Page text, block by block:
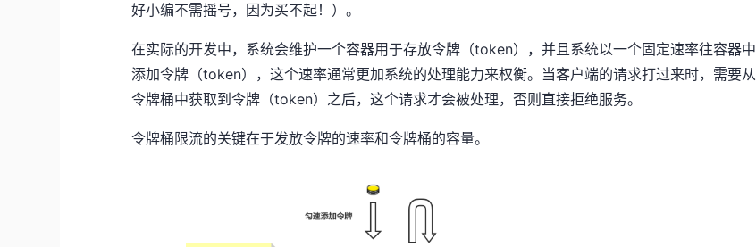
好小编不需摇号，因为买不起！）。
在实际的开发中，系统会维护一个容器用于存放令牌（token），并且系统以一个固定速率往容器中
添加令牌（token），这个速率通常更加系统的处理能力来权衡。当客户端的请求打过来时，需要从
令牌桶中获取到令牌（token）之后，这个请求才会被处理，否则直接拒绝服务。
令牌桶限流的关键在于发放令牌的速率和令牌桶的容量。